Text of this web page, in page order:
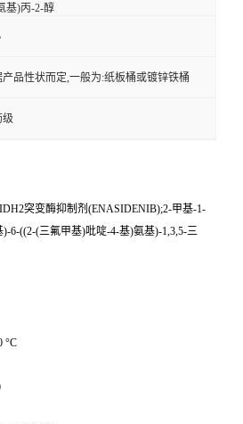
基)丙-2-醇
产品性状而定,一般为:纸板桶或镀锌铁桶
级
突变酶抑制剂(ENASIDENIB);2-甲基-1-
6-((2-(三氟甲基)吡啶-4-基)氨基)-1,3,5-三
°C